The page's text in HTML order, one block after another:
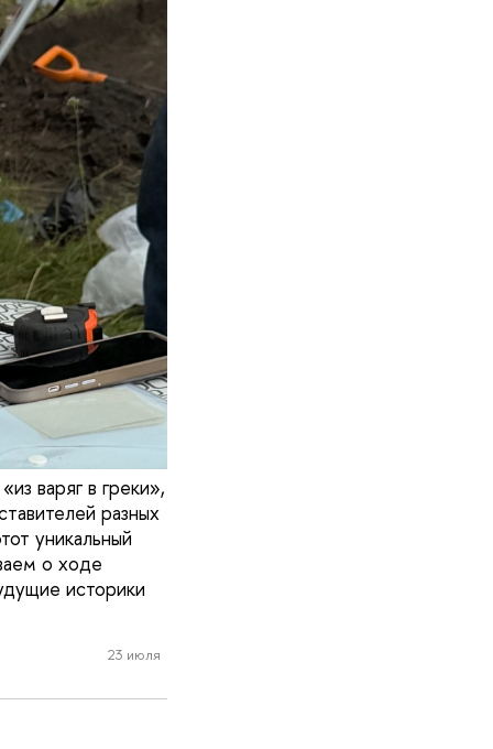
варяг в греки»,
разных
уникальный
о ходе
историки
23 июля